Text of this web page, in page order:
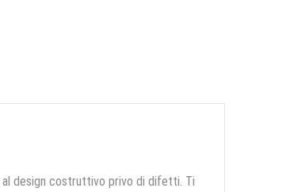
al design costruttivo privo di difetti. Ti